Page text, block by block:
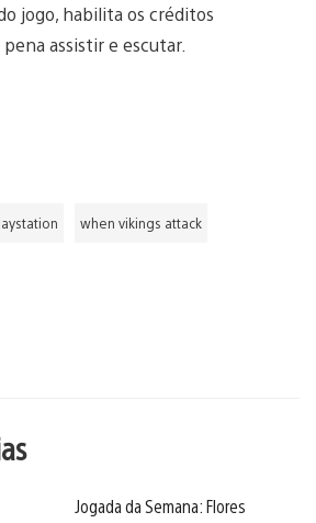
jogo, habilita os créditos
pena assistir e escutar.
when vikings attack
Jogada da Semana: Flores